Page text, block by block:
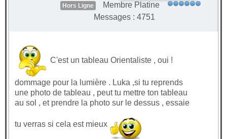
Hors Ligne
Membre Platine
Messages : 4751
C'est un tableau Orientaliste , oui !
dommage pour la lumière . Luka ,si tu reprends
une photo de tableau , peut tu mettre ton tableau
au sol , et prendre la photo sur le dessus , essaie
tu verras si cela est mieux